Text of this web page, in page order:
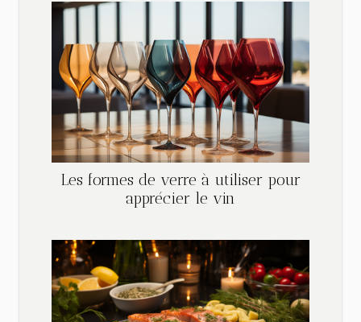
Les formes de verre à utiliser pour
apprécier le vin